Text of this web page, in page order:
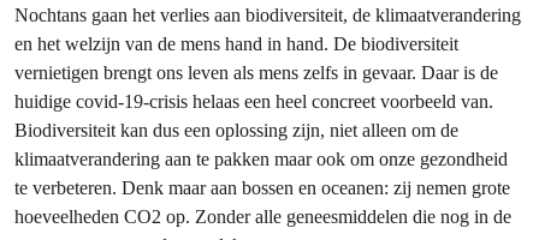
Nochtans gaan het verlies aan biodiversiteit, de klimaatverandering
en het welzijn van de mens hand in hand. De biodiversiteit
vernietigen brengt ons leven als mens zelfs in gevaar. Daar is de
huidige covid-19-crisis helaas een heel concreet voorbeeld van.
Biodiversiteit kan dus een oplossing zijn, niet alleen om de
klimaatverandering aan te pakken maar ook om onze gezondheid
te verbeteren. Denk maar aan bossen en oceanen: zij nemen grote
hoeveelheden CO2 op. Zonder alle geneesmiddelen die nog in de